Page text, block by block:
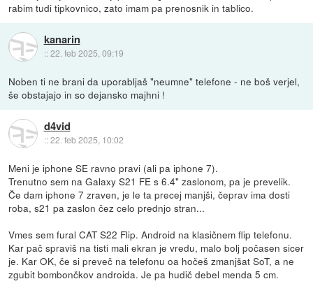
rabim tudi tipkovnico, zato imam pa prenosnik in tablico.
kanarin
::22. feb 2025, 09:19
Noben ti ne brani da uporabljaš "neumne" telefone - ne boš verjel,
še obstajajo in so dejansko majhni !
d4vid
::22. feb 2025, 10:02
Meni je iphone SE ravno pravi (ali pa iphone 7).
Trenutno sem na Galaxy S21 FE s 6.4" zaslonom, pa je prevelik.
Če dam iphone 7 zraven, je le ta precej manjši, čeprav ima dosti
roba, s21 pa zaslon čez celo prednjo stran...
Vmes sem fural CAT S22 Flip. Android na klasičnem flip telefonu.
Kar pač spraviš na tisti mali ekran je vredu, malo bolj počasen sicer
je. Kar OK, če si preveč na telefonu oa hočeš zmanjšat SoT, a ne
zgubit bombončkov androida. Je pa hudič debel menda 5 cm.